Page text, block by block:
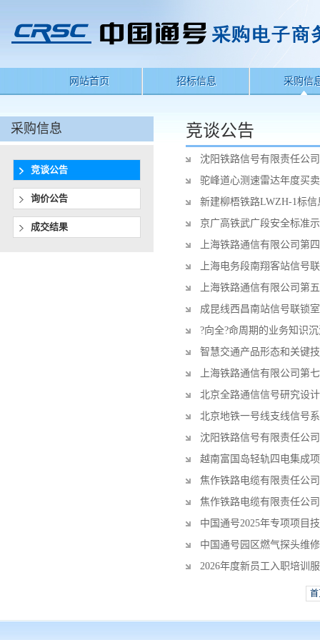
网站首页 招标信息 采购信
采购信息
竞谈公告
询价公告
成交结果
竞谈公告
沈阳铁路信号有限责任公
驼峰道心测速雷达年度买
新建柳梧铁路LWZH-1标
京广高铁武广段安全标准
上海铁路通信有限公司第
上海电务段南翔客站信号
上海铁路通信有限公司第
成昆线西昌南站信号联锁
?向全?命周期的业务知识
智慧交通产品形态和关键
上海铁路通信有限公司第
北京全路通信信号研究设
北京地铁一号线支线信号
沈阳铁路信号有限责任公
越南富国岛轻轨四电集成
焦作铁路电缆有限责任公
焦作铁路电缆有限责任公
中国通号2025年专项项目
中国通号园区燃气探头维
2026年度新员工入职培训